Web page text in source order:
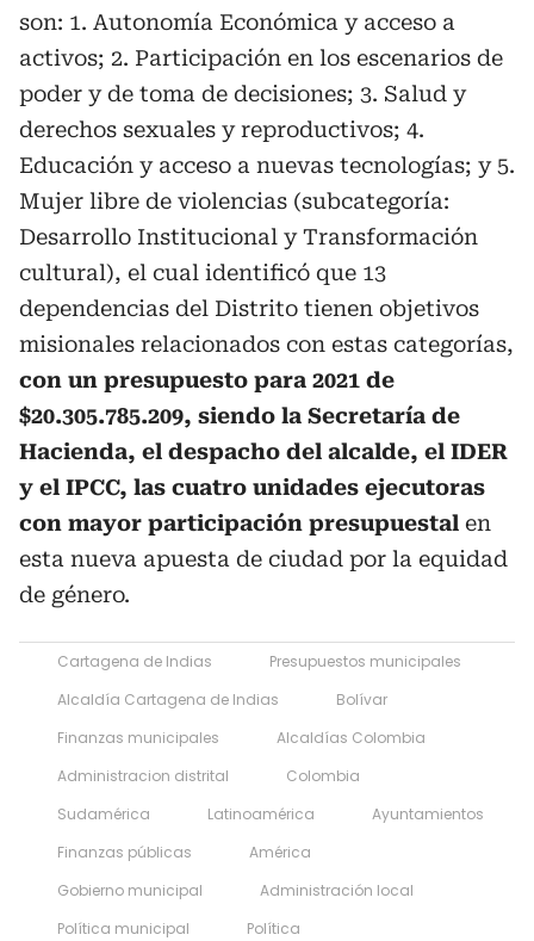
son: 1. Autonomía Económica y acceso a
activos; 2. Participación en los escenarios de
poder y de toma de decisiones; 3. Salud y
derechos sexuales y reproductivos; 4.
Educación y acceso a nuevas tecnologías; y 5.
Mujer libre de violencias (subcategoría:
Desarrollo Institucional y Transformación
cultural), el cual identificó que 13
dependencias del Distrito tienen objetivos
misionales relacionados con estas categorías,
con un presupuesto para 2021 de
$20.305.785.209, siendo la Secretaría de
Hacienda, el despacho del alcalde, el IDER
y el IPCC, las cuatro unidades ejecutoras
con mayor participación presupuestal en
esta nueva apuesta de ciudad por la equidad
de género.
Cartagena de Indias
Presupuestos municipales
Alcaldía Cartagena de Indias
Bolívar
Finanzas municipales
Alcaldías Colombia
Administracion distrital
Colombia
Sudamérica
Latinoamérica
Ayuntamientos
Finanzas públicas
América
Gobierno municipal
Administración local
Política municipal
Política